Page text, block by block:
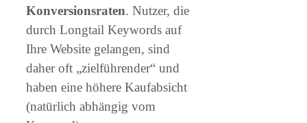
Konversionsraten. Nutzer, die
durch Longtail Keywords auf
Ihre Website gelangen, sind
daher oft „zielführender“ und
haben eine höhere Kaufabsicht
(natürlich abhängig vom